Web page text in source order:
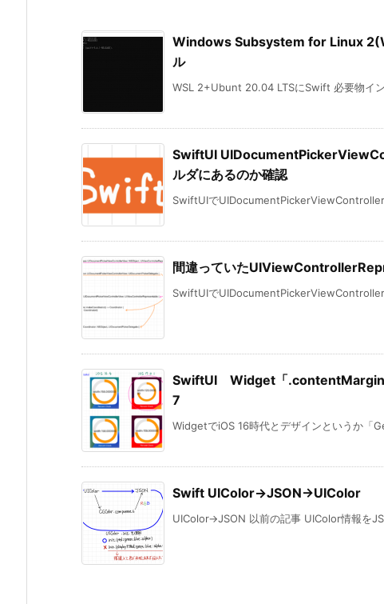
Windows Subsystem for Linux
ル
WSL 2+Ubunt 20.04 LTSにSwift 必要物イ
SwiftUI
ルダにあるのか確認
SwiftUIで
間違っていた
SwiftUIで
SwiftUI Widget「
7
WidgetでiOS 16時代とデザインというか「
Swift UIColor→JSON→UIColor
UIColor→JSON 以前の記事 UIColor情報を